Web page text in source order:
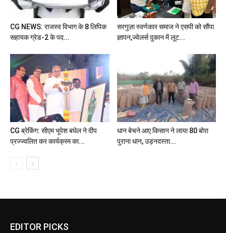
CG NEWS: राजस्व विभाग के 8 लिपिक
सहायक ग्रेड-2 के पद...
सरगुज़ा स्वर्णकार समाज ने एसपी को सौंपा
ज्ञापन,ज्वेलर्स दुकान में लूट...
CG ब्रेकिंग: सीएम भूपेश बघेल ने दीप
प्रज्ज्वलित कर कार्यक्रम का...
धान बेचने आए किसान ने लाया 80 बोरा
पुराना धान, उड़नदस्ता...
EDITOR PICKS